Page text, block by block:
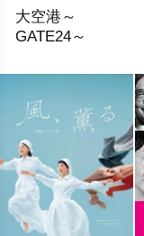
大空港～
GATE24～